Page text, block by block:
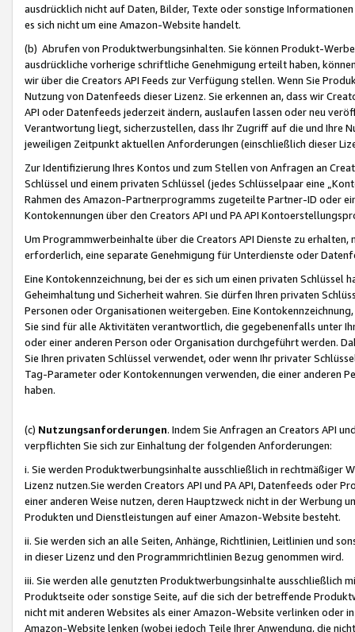
ausdrücklich nicht auf Daten, Bilder, Texte oder sonstige
es sich nicht um eine Amazon-Website handelt.
(b) Abrufen von Produktwerbungsinhalten. Sie können Produkt-
ausdrückliche vorherige schriftliche Genehmigung erteilt haben,
wir über die Creators API Feeds zur Verfügung stellen. Wenn Sie
Nutzung von Datenfeeds dieser Lizenz. Sie erkennen an, dass wir
API oder Datenfeeds jederzeit ändern, auslaufen lassen oder neu
Verantwortung liegt, sicherzustellen, dass Ihr Zugriff auf die und Ihre
jeweiligen Zeitpunkt aktuellen Anforderungen (einschließlich dieser
Zur Identifizierung Ihres Kontos und zum Stellen von Anfragen an
Schlüssel und einem privaten Schlüssel (jedes Schlüsselpaar eine
Rahmen des Amazon-Partnerprogramms zugeteilte Partner-ID oder
Kontokennungen über den Creators API und PA API
Um Programmwerbeinhalte über die Creators API Dienste zu
erforderlich, eine separate Genehmigung für Unterdienste oder
Eine Kontokennzeichnung, bei der es sich um einen privaten
Geheimhaltung und Sicherheit wahren. Sie dürfen Ihren privaten
Personen oder Organisationen weitergeben. Eine
Sie sind für alle Aktivitäten verantwortlich, die gegebenenfalls unter
oder einer anderen Person oder Organisation durchgeführt werden.
Sie Ihren privaten Schlüssel verwendet, oder wenn Ihr privater
Tag-Parameter oder Kontokennungen verwenden, die einer anderen
haben.
(c) Nutzungsanforderungen. Indem Sie Anfragen an Creators API
verpflichten Sie sich zur Einhaltung der folgenden Anforderungen:
i. Sie werden Produktwerbungsinhalte ausschließlich in rechtmäßiger
Lizenz nutzen.Sie werden Creators API und PA API, Datenfeeds oder
einer anderen Weise nutzen, deren Hauptzweck nicht in der Werbung
Produkten und Dienstleistungen auf einer Amazon-Website besteht.
ii. Sie werden sich an alle Seiten, Anhänge, Richtlinien, Leitlinien und
in dieser Lizenz und den Programmrichtlinien Bezug genommen wird.
iii. Sie werden alle genutzten Produktwerbungsinhalte ausschließlich
Produktseite oder sonstige Seite, auf die sich der betreffende
nicht mit anderen Websites als einer Amazon-Website verlinken oder
Amazon-Website lenken (wobei jedoch Teile Ihrer Anwendung, die